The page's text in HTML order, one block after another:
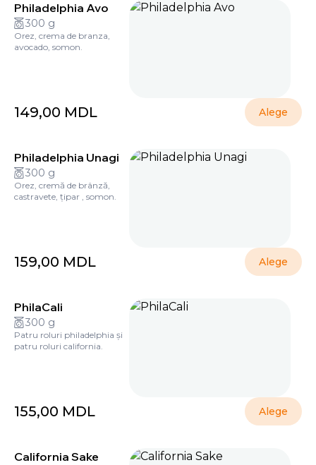
Philadelphia Avo
300 g
Orez, crema de branza,
avocado, somon.
149,00 MDL Alege
Philadelphia Unagi
300 g
Orez, cremă de brânză,
castravete, țipar , somon.
159,00 MDL Alege
PhilaCali
300 g
Patru roluri philadelphia și
patru roluri california.
155,00 MDL Alege
California Sake